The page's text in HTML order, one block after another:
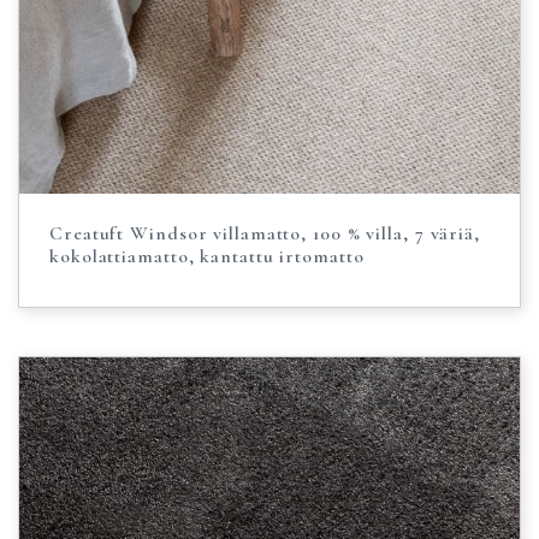
Creatuft Windsor villamatto, 100 % villa, 7 väriä,
kokolattiamatto, kantattu irtomatto